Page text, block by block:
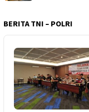
BERITA TNI – POLRI